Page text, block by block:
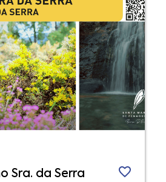
Sra. da Serra